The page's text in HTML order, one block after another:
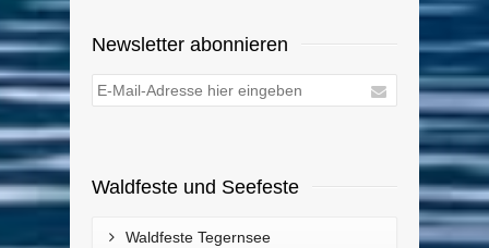
Newsletter abonnieren
Waldfeste und Seefeste
Waldfeste Tegernsee